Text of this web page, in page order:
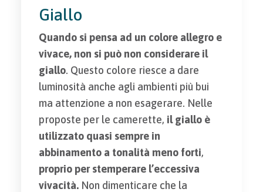
Giallo
Quando si pensa ad un colore allegro e
vivace, non si può non considerare il
giallo. Questo colore riesce a dare
luminosità anche agli ambienti più bui
ma attenzione a non esagerare. Nelle
proposte per le camerette, il giallo è
utilizzato quasi sempre in
abbinamento a tonalità meno forti,
proprio per stemperare l’eccessiva
vivacità. Non dimenticare che la